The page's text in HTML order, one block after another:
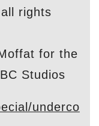
rights
for the
Studios
underco